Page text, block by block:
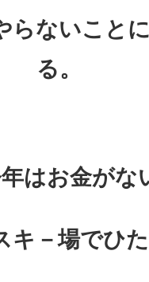
らないこと
る。
はお金がな
キ－場でひ